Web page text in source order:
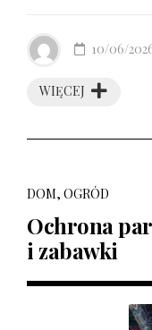
WIĘCEJ
10/06/
DOM, OGRÓD
Ochrona
i zabawki